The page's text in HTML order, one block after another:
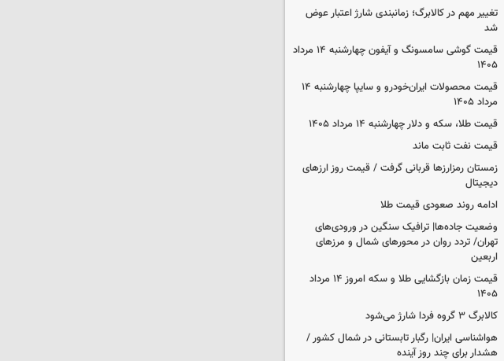
تغییر مهم در کالابرگ؛ زمانبندی‌ شارژ اعتبار عوض
شد
قیمت گوشی سامسونگ و آیفون چهارشنبه ۱۴ مرداد
۱۴۰۵
قیمت محصولات ایران‌خودرو و سایپا چهارشنبه ۱۴
مرداد ۱۴۰۵
قیمت طلا، سکه و دلار چهارشنبه ۱۴ مرداد ۱۴۰۵
قیمت نفت ثابت ماند
زمستان رمزارزها قربانی گرفت / قیمت روز ارزهای
دیجیتال
ادامه روند صعودی قیمت طلا
وضعیت جاده‌ها| ترافیک سنگین در ورودی‌های
تهران/ تردد روان در محورهای شمال و مرزهای
اربعین
قیمت زمان بازگشایی طلا و سکه امروز ۱۴ مرداد
۱۴۰۵
کالابرگ ۳ گروه فردا شارژ می‌شود
هواشناسی ایران| رگبار تابستانی در شمال کشور /
هشدار برای چند روز آینده